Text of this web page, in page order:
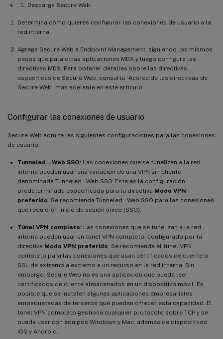
Descarga Secure Web.
Determina cómo quieres configurar las conexiones de usuario a la
red interna.
Agrega Secure Web a Endpoint Management, siguiendo los mismos
pasos que para otras aplicaciones MDX y luego configura las
directivas MDX. Para obtener detalles sobre las directivas
específicas de Secure Web, consulta “Acerca de las directivas de
Secure Web” más adelante en este artículo.
Configurar las conexiones de usuario
Secure Web admite las siguientes configuraciones para las conexiones
de usuario:
Tunneled – Web SSO: Las conexiones que se tunelizan a la red
interna pueden usar una variación de una VPN sin cliente,
denominada Tunneled – Web SSO. Esta es la configuración
predeterminada especificada para la directiva Modo VPN
preferido . Se recomienda Tunneled – Web SSO para las conexiones
que requieren inicio de sesión único (SSO).
Túnel VPN completo: Las conexiones que se tunelizan a la red
interna pueden usar un túnel VPN completo, configurado por la
directiva Modo VPN preferido . Se recomienda el túnel VPN
completo para las conexiones que usan certificados de cliente o
SSL de extremo a extremo a un recurso en la red interna. Sin
embargo, Secure Web no es una aplicación que pueda leer
certificados de cliente almacenados en un dispositivo móvil. Es
posible que se instalen algunas aplicaciones empresariales
empaquetadas de terceros que puedan ofrecer esta capacidad. El
túnel VPN completo gestiona cualquier protocolo sobre TCP y se
puede usar con equipos Windows y Mac, además de dispositivos
iOS y Android.